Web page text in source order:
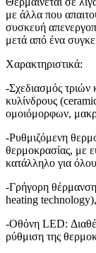
με άλλα που
συσκευή
μετά από ένα
Χαρακτηριστικά:
-Σχεδιασμός τριών
κυλίνδρους
ομοιόμορφων,
-Ρυθμιζόμενη
θερμοκρασίας, με
κατάλληλο για
-Γρήγορη
heating technology),
-Οθόνη LED:
ρύθμιση της